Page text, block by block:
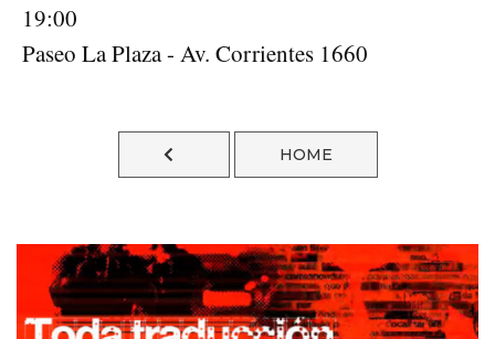
19:00
Paseo La Plaza - Av. Corrientes 1660
HOME